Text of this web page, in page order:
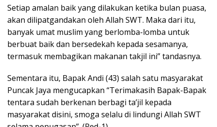
Setiap amalan baik yang dilakukan ketika bulan puasa,
akan dilipatgandakan oleh Allah SWT. Maka dari itu,
banyak umat muslim yang berlomba-lomba untuk
berbuat baik dan bersedekah kepada sesamanya,
termasuk membagikan makanan takjil ini” tandasnya.
Sementara itu, Bapak Andi (43) salah satu masyarakat
Puncak Jaya mengucapkan “Terimakasih Bapak-Bapak
tentara sudah berkenan berbagi ta’jil kepada
masyarakat disini, smoga selalu di lindungi Allah SWT